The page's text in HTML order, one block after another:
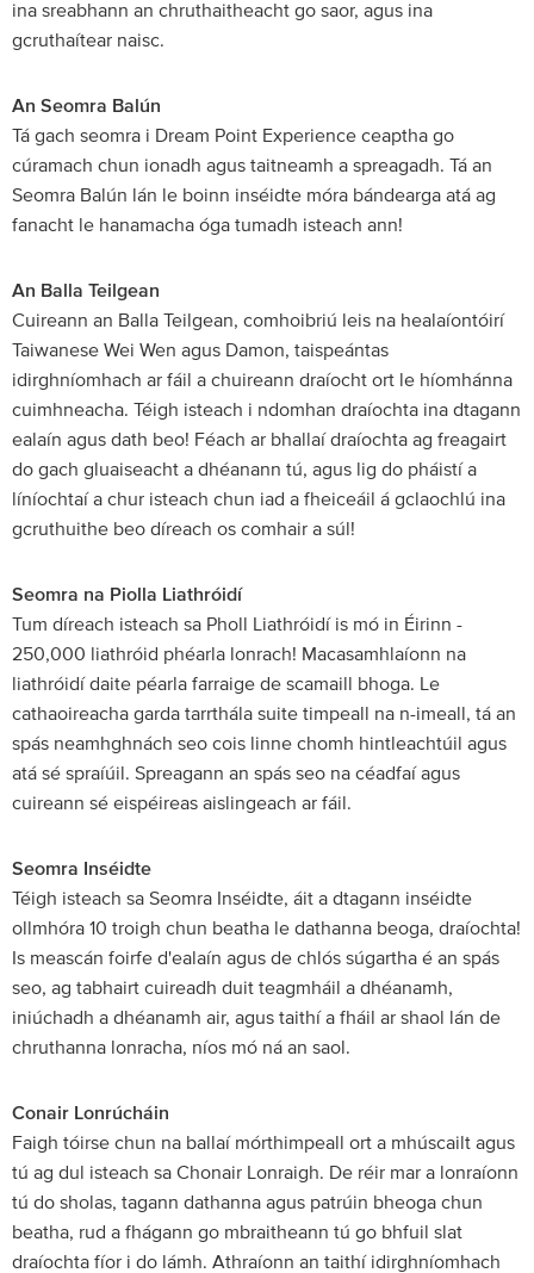
ina sreabhann an chruthaitheacht go saor, agus ina
gcruthaítear naisc.
An Seomra Balún
Tá gach seomra i Dream Point Experience ceaptha go
cúramach chun ionadh agus taitneamh a spreagadh. Tá an
Seomra Balún lán le boinn inséidte móra bándearga atá ag
fanacht le hanamacha óga tumadh isteach ann!
An Balla Teilgean
Cuireann an Balla Teilgean, comhoibriú leis na healaíontóirí
Taiwanese Wei Wen agus Damon, taispeántas
idirghníomhach ar fáil a chuireann draíocht ort le híomhánna
cuimhneacha. Téigh isteach i ndomhan draíochta ina dtagann
ealaín agus dath beo! Féach ar bhallaí draíochta ag freagairt
do gach gluaiseacht a dhéanann tú, agus lig do pháistí a
líníochtaí a chur isteach chun iad a fheiceáil á gclaochlú ina
gcruthuithe beo díreach os comhair a súl!
Seomra na Piolla Liathróidí
Tum díreach isteach sa Pholl Liathróidí is mó in Éirinn -
250,000 liathróid phéarla lonrach! Macasamhlaíonn na
liathróidí daite péarla farraige de scamaill bhoga. Le
cathaoireacha garda tarrthála suite timpeall na n-imeall, tá an
spás neamhghnách seo cois linne chomh hintleachtúil agus
atá sé spraíúil. Spreagann an spás seo na céadfaí agus
cuireann sé eispéireas aislingeach ar fáil.
Seomra Inséidte
Téigh isteach sa Seomra Inséidte, áit a dtagann inséidte
ollmhóra 10 troigh chun beatha le dathanna beoga, draíochta!
Is meascán foirfe d'ealaín agus de chlós súgartha é an spás
seo, ag tabhairt cuireadh duit teagmháil a dhéanamh,
iniúchadh a dhéanamh air, agus taithí a fháil ar shaol lán de
chruthanna lonracha, níos mó ná an saol.
Conair Lonrúcháin
Faigh tóirse chun na ballaí mórthimpeall ort a mhúscailt agus
tú ag dul isteach sa Chonair Lonraigh. De réir mar a lonraíonn
tú do sholas, tagann dathanna agus patrúin bheoga chun
beatha, rud a fhágann go mbraitheann tú go bhfuil slat
draíochta fíor i do lámh. Athraíonn an taithí idirghníomhach